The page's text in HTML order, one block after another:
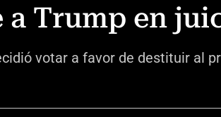
a Trump en
votar a favor de destituir al